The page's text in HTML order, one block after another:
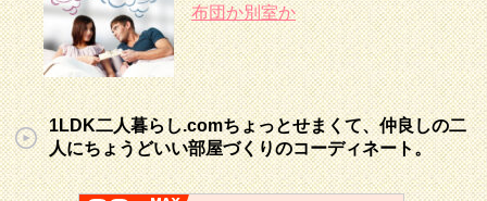
布団か別室か
1LDK二人暮らし.comちょっとせまくて、仲良しの二
人にちょうどいい部屋づくりのコーディネート。